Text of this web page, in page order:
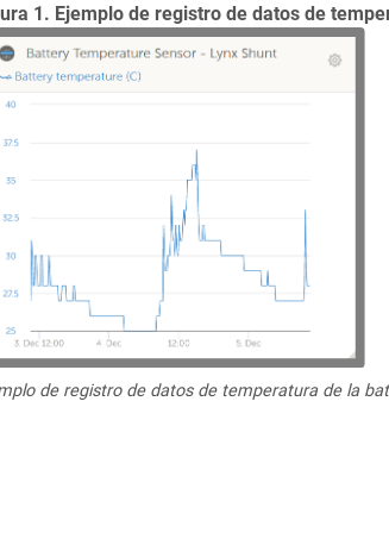
1. Ejemplo de registro de datos de
de registro de datos de temperatura de la